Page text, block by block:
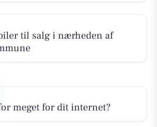
til salg i nærheden af
meget for dit internet?